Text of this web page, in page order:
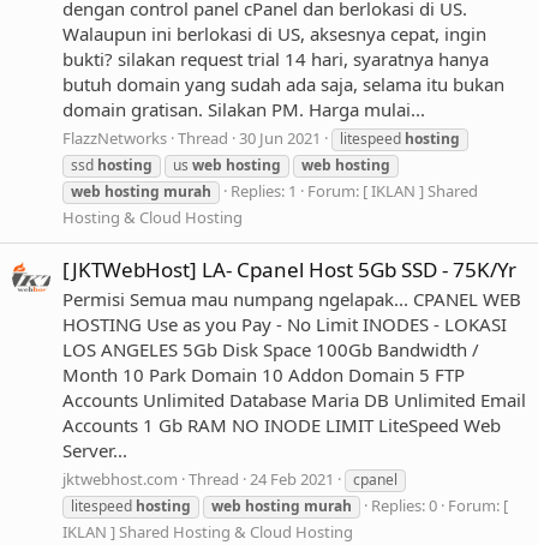
dengan control panel cPanel dan berlokasi di US.
Walaupun ini berlokasi di US, aksesnya cepat, ingin
bukti? silakan request trial 14 hari, syaratnya hanya
butuh domain yang sudah ada saja, selama itu bukan
domain gratisan. Silakan PM. Harga mulai...
FlazzNetworks Thread 30 Jun 2021 litespeed hosting
ssd hosting us web hosting web hosting
web hosting murah Replies: 1 Forum: [ IKLAN ] Shared
Hosting & Cloud Hosting
[JKTWebHost] LA- Cpanel Host 5Gb SSD - 75K/Yr
Permisi Semua mau numpang ngelapak... CPANEL WEB
HOSTING Use as you Pay - No Limit INODES - LOKASI
LOS ANGELES 5Gb Disk Space 100Gb Bandwidth /
Month 10 Park Domain 10 Addon Domain 5 FTP
Accounts Unlimited Database Maria DB Unlimited Email
Accounts 1 Gb RAM NO INODE LIMIT LiteSpeed Web
Server...
jktwebhost.com Thread 24 Feb 2021
cpanel
litespeed hosting web hosting murah Replies: 0 Forum: [
IKLAN ] Shared Hosting & Cloud Hosting